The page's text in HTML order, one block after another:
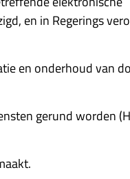
en in Regerings
en onderhoud van
gerund worden